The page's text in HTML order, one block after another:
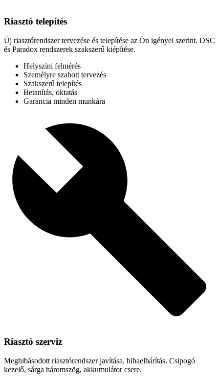
Riasztó telepítés
Új riasztórendszer tervezése és telepítése az Ön igényei szerint. DSC
és Paradox rendszerek szakszerű kiépítése.
Helyszíni felmérés
Személyre szabott tervezés
Szakszerű telepítés
Betanítás, oktatás
Garancia minden munkára
Riasztó szerviz
Meghibásodott riasztórendszer javítása, hibaelhárítás. Csipogó
kezelő, sárga háromszög, akkumulátor csere.